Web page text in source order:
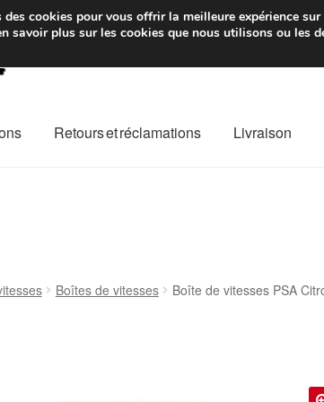
à partir de 7 EUR
Retours et réclamations Livraison
Boîtes de vitesses Boîte de vitesses PSA
cookies pour vous offrir la meilleure expérience
savoir plus sur les cookies que nous utilisons ou les